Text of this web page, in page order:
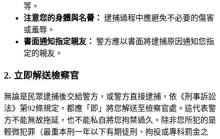
等。
注意您的身體與名譽： 逮捕過程中應避免不必要的傷害
或羞辱。
書面通知指定親友： 警方應以書面將逮捕原因通知您指
定的親友。
2. 立即解送檢察官
無論是民眾逮捕後交給警方，或警方直接逮捕，依《刑事訴訟
法》第92條規定，都應「即」將您解送至檢察官處。這代表警
方不能無故拖延，也不能私自將您拘禁過久。除非您所犯的是
輕微犯罪（最重本刑一年以下有期徒刑、拘役或專科罰金之